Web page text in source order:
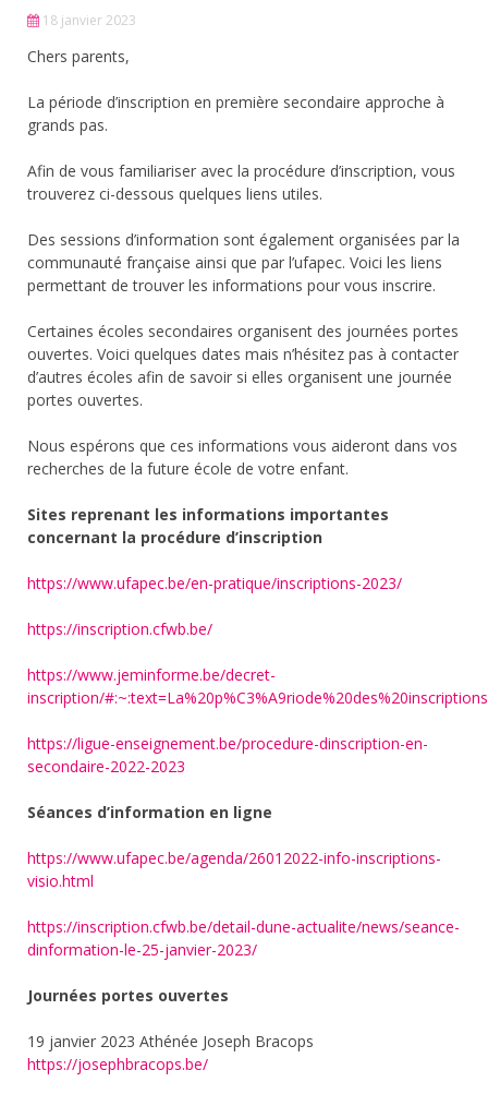
18 janvier 2023
Chers parents,
La période d’inscription en première secondaire approche à
grands pas.
Afin de vous familiariser avec la procédure d’inscription, vous
trouverez ci-dessous quelques liens utiles.
Des sessions d’information sont également organisées par la
communauté française ainsi que par l’ufapec. Voici les liens
permettant de trouver les informations pour vous inscrire.
Certaines écoles secondaires organisent des journées portes
ouvertes. Voici quelques dates mais n’hésitez pas à contacter
d’autres écoles afin de savoir si elles organisent une journée
portes ouvertes.
Nous espérons que ces informations vous aideront dans vos
recherches de la future école de votre enfant.
Sites reprenant les informations importantes
concernant la procédure d’inscription
https://www.ufapec.be/en-pratique/inscriptions-2023/
https://inscription.cfwb.be/
https://www.jeminforme.be/decret-
inscription/
https://ligue-enseignement.be/procedure-dinscription-en-
secondaire-2022-2023
Séances d’information en ligne
https://www.ufapec.be/agenda/26012022-info-inscriptions-
visio.html
https://inscription.cfwb.be/detail-dune-actualite/news/seance-
dinformation-le-25-janvier-2023/
Journées portes ouvertes
19 janvier 2023 Athénée Joseph Bracops
https://josephbracops.be/